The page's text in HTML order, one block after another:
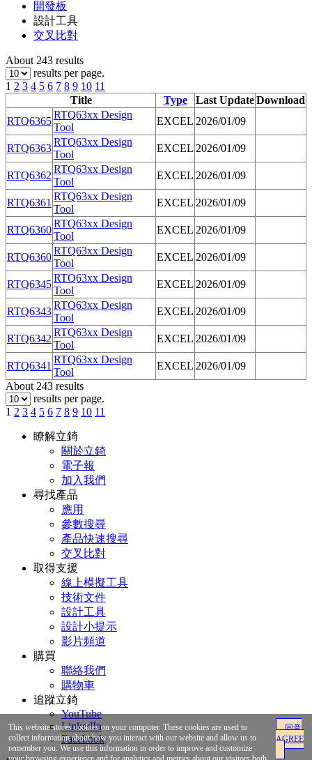
開發板
設計工具
交叉比對
About 243 results
results per page.
1 2 3 4 5 6 7 8 9 10 11
Title
Type Last UpdateDownload
RTQ6365
RTQ63xx Design
Tool
EXCEL 2026/01/09
RTQ6363
RTQ63xx Design
Tool
EXCEL 2026/01/09
RTQ6362
RTQ63xx Design
Tool
EXCEL 2026/01/09
RTQ6361
RTQ63xx Design
Tool
EXCEL 2026/01/09
RTQ6360
RTQ63xx Design
Tool
EXCEL 2026/01/09
RTQ6360
RTQ63xx Design
Tool
EXCEL 2026/01/09
RTQ6345
RTQ63xx Design
Tool
EXCEL 2026/01/09
RTQ6343
RTQ63xx Design
Tool
EXCEL 2026/01/09
RTQ6342
RTQ63xx Design
Tool
EXCEL 2026/01/09
RTQ6341
RTQ63xx Design
Tool
EXCEL 2026/01/09
About 243 results
results per page.
1 2 3 4 5 6 7 8 9 10 11
瞭解立錡
關於立錡
電子報
加入我們
尋找產品
應用
參數搜尋
產品快速搜尋
交叉比對
取得支援
線上模擬工具
技術文件
設計工具
設計小提示
影片頻道
購買
聯絡我們
購物車
追蹤立錡
YouTube
LinkedIn
Facebook
同意
AGREE
This website stores cookies on your computer. These cookies are used to
collect information about how you interact with our website and allow us to
remember you. We use this information in order to improve and customize